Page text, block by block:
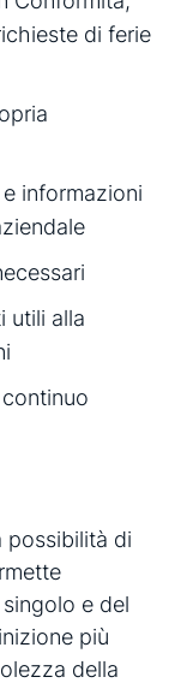
di ferie
informazioni
utili alla
possibilità di
e del
più
della